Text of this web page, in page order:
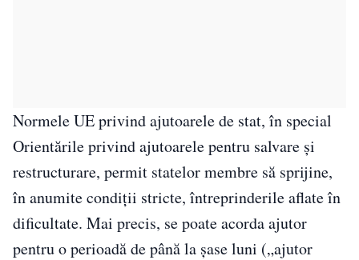
Normele UE privind ajutoarele de stat, în special
Orientările privind ajutoarele pentru salvare şi
restructurare, permit statelor membre să sprijine,
în anumite condiţii stricte, întreprinderile aflate în
dificultate. Mai precis, se poate acorda ajutor
pentru o perioadă de până la şase luni („ajutor